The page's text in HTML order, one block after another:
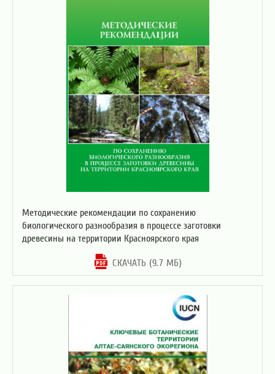
Методические рекомендации по сохранению
биологического разнообразия в процессе заготовки
древесины на территории Красноярского края
СКАЧАТЬ (9.7 МБ)